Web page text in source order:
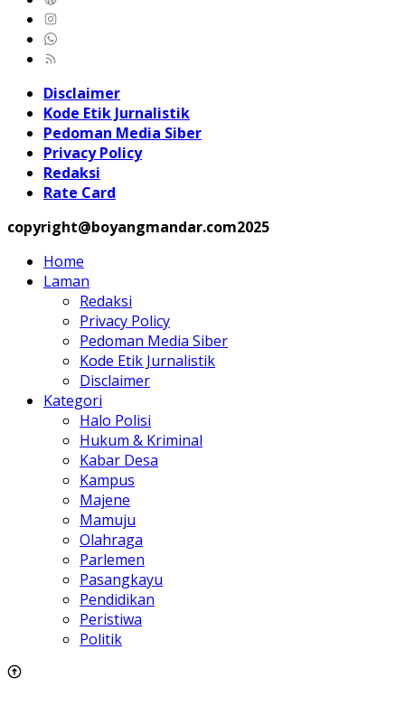
Disclaimer
Kode Etik Jurnalistik
Pedoman Media Siber
Privacy Policy
Redaksi
Rate Card
copyright@boyangmandar.com2025
Home
Laman
Redaksi
Privacy Policy
Pedoman Media Siber
Kode Etik Jurnalistik
Disclaimer
Kategori
Halo Polisi
Hukum & Kriminal
Kabar Desa
Kampus
Majene
Mamuju
Olahraga
Parlemen
Pasangkayu
Pendidikan
Peristiwa
Politik